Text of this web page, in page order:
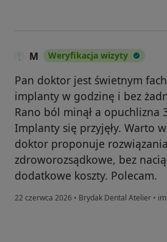
M Weryfikacja wizyty
Pan doktor jest świetnym
implanty w godzinę i bez
Rano ból minął a opuchlizna
Implanty się przyjęły. Warto
doktor proponuje rozwiązania
zdroworozsądkowe, bez
dodatkowe koszty. Polecam.
22 czerwca 2026 • Brydak Dental Atelier •